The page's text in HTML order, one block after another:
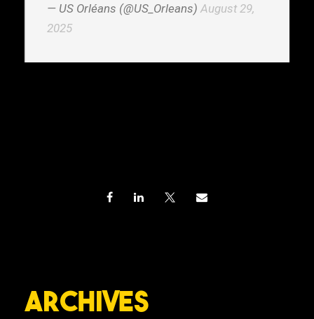
— US Orléans (@US_Orleans) August 29,
2025
Archives